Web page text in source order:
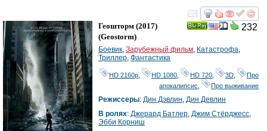
смотреть
232
Геошторм (2017)
(Geostorm)
Боевик, Зарубежный фильм, Катастрофа,
Триллер, Фантастика
HD 2160р HD 1080 HD 720 3D
Про
апокалипсис
Про выживание
Режиссеры: Дин Дэвлин, Дин Девлин
В ролях: Джерард Батлер, Джим Стёрджесс,
Эбби Корниш